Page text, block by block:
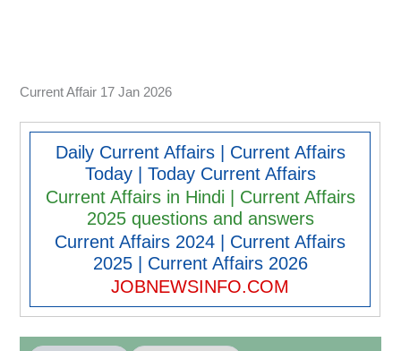
Current Affair 17 Jan 2026
Daily Current Affairs | Current Affairs
Today | Today Current Affairs
Current Affairs in Hindi | Current Affairs
2025 questions and answers
Current Affairs 2024 | Current Affairs
2025 | Current Affairs 2026
JOBNEWSINFO.COM